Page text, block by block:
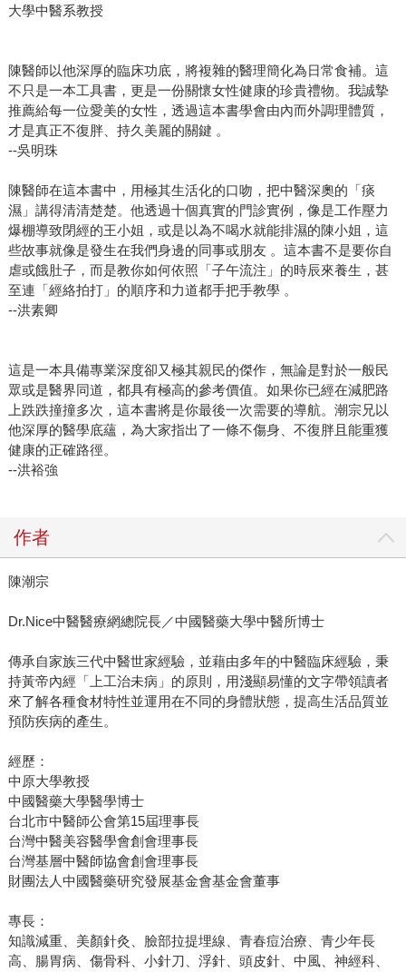
大學中醫系教授
陳醫師以他深厚的臨床功底，將複雜的醫理簡化為日常食補。這
不只是一本工具書，更是一份關懷女性健康的珍貴禮物。我誠摯
推薦給每一位愛美的女性，透過這本書學會由內而外調理體質，
才是真正不復胖、持久美麗的關鍵 。
--吳明珠
陳醫師在這本書中，用極其生活化的口吻，把中醫深奧的「痰
濕」講得清清楚楚。他透過十個真實的門診實例，像是工作壓力
爆棚導致閉經的王小姐，或是以為不喝水就能排濕的陳小姐，這
些故事就像是發生在我們身邊的同事或朋友 。這本書不是要你自
虐或餓肚子，而是教你如何依照「子午流注」的時辰來養生，甚
至連「經絡拍打」的順序和力道都手把手教學 。
--洪素卿
這是一本具備專業深度卻又極其親民的傑作，無論是對於一般民
眾或是醫界同道，都具有極高的參考價值。如果你已經在減肥路
上跌跌撞撞多次，這本書將是你最後一次需要的導航。潮宗兄以
他深厚的醫學底蘊，為大家指出了一條不傷身、不復胖且能重獲
健康的正確路徑。
--洪裕強
作者
陳潮宗
Dr.Nice中醫醫療網總院長／中國醫藥大學中醫所博士
傳承自家族三代中醫世家經驗，並藉由多年的中醫臨床經驗，秉
持黃帝內經「上工治未病」的原則，用淺顯易懂的文字帶領讀者
來了解各種食材特性並運用在不同的身體狀態，提高生活品質並
預防疾病的產生。
經歷：
中原大學教授
中國醫藥大學醫學博士
台北市中醫師公會第15屆理事長
台灣中醫美容醫學會創會理事長
台灣基層中醫師協會創會理事長
財團法人中國醫藥研究發展基金會基金會董事
專長：
知識減重、美顏針灸、臉部拉提埋線、青春痘治療、青少年長
高、腸胃病、傷骨科、小針刀、浮針、頭皮針、中風、神經科、